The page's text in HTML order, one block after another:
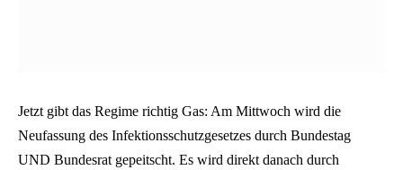
Jetzt gibt das Regime richtig Gas: Am Mittwoch wird die
Neufassung des Infektionsschutzgesetzes durch Bundestag
UND Bundesrat gepeitscht. Es wird direkt danach durch